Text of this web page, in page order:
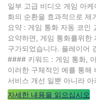
일부 고급 비디오 게임 아
화의 순환을 효과적으로 제
요약 : 게임 통화 자동 코인
요약하면, 게임 통화를위한
구가되었습니다. 플레이어
#### 키워드 : 게임 통화,
이러한 구체적인 예를 통해
서비스 개선 일뿐 아니라
자세한 내용을 읽으십시오